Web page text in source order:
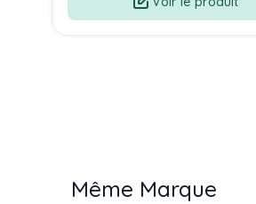
Même Marque